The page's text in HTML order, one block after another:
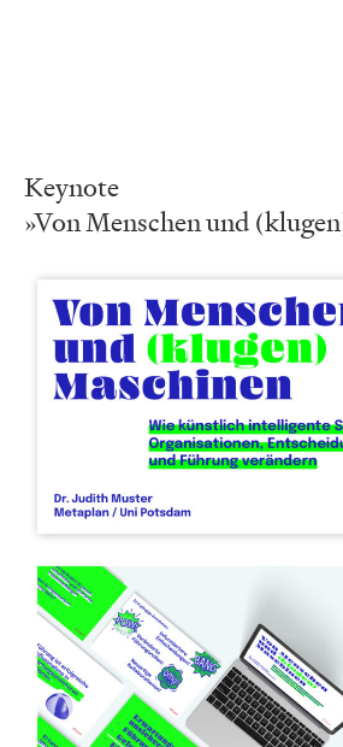
Keynote
»Von Menschen und